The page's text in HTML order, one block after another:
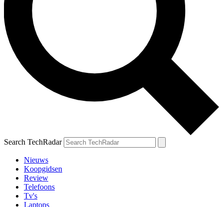
Search TechRadar
Nieuws
Koopgidsen
Review
Telefoons
Tv's
Laptops